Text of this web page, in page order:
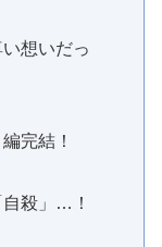
想いだっ
完結！
殺」…！